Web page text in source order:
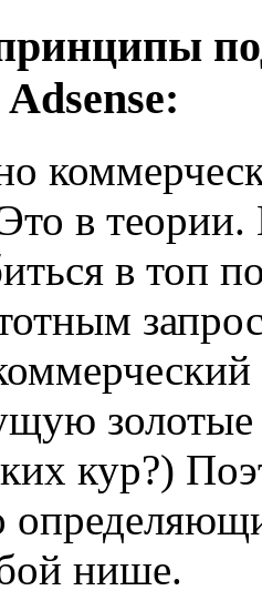
в
в топ
кур?)
нише.